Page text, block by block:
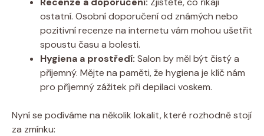
ostatní. Osobní doporučení od známých nebo
pozitivní recenze na internetu vám mohou ušetřit
spoustu času a bolesti.
Hygiena a prostředí: Salon by měl být čistý a
příjemný. Mějte na paměti, že hygiena je klíč nám
pro příjemný zážitek při depilaci voskem.
Nyní se podíváme na několik lokalit, které rozhodně stojí
za zmínku: